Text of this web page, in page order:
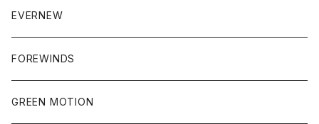
EVERNEW
FOREWINDS
GREEN MOTION